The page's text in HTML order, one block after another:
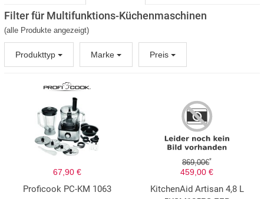
Filter für Multifunktions-Küchenmaschinen
(alle Produkte angezeigt)
Produkttyp Marke Preis
67,90 €
Proficook PC-KM 1063
869,00€*
459,00 €
KitchenAid Artisan 4,8 L